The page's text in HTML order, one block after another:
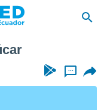
...